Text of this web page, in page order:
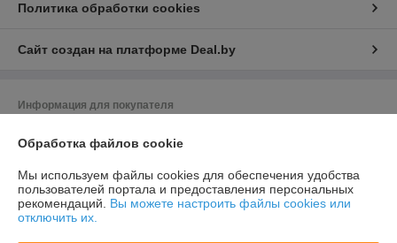
Политика обработки cookies
Сайт создан на платформе Deal.by
Информация для покупателя
«Баел Крафт»
213-89
Регистрационный номер ЕГР: 193380526
Обработка файлов cookie
Мы используем файлы cookies для обеспечения удобства
пользователей портала и предоставления персональных
рекомендаций. Вы можете настроить файлы cookies или
отключить их.